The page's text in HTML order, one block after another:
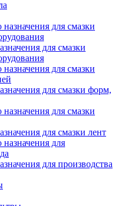
для смазки
для смазки форм,
для смазки лент
для производства